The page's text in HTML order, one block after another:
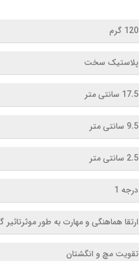
120 گرم
پلاستیک سخت
17.5 سانتی متر
9.5 سانتی متر
2.5 سانتی متر
درجه 1
ارتقا هماهنگی و مهارت به طور
تقویت مچ و انگشتان